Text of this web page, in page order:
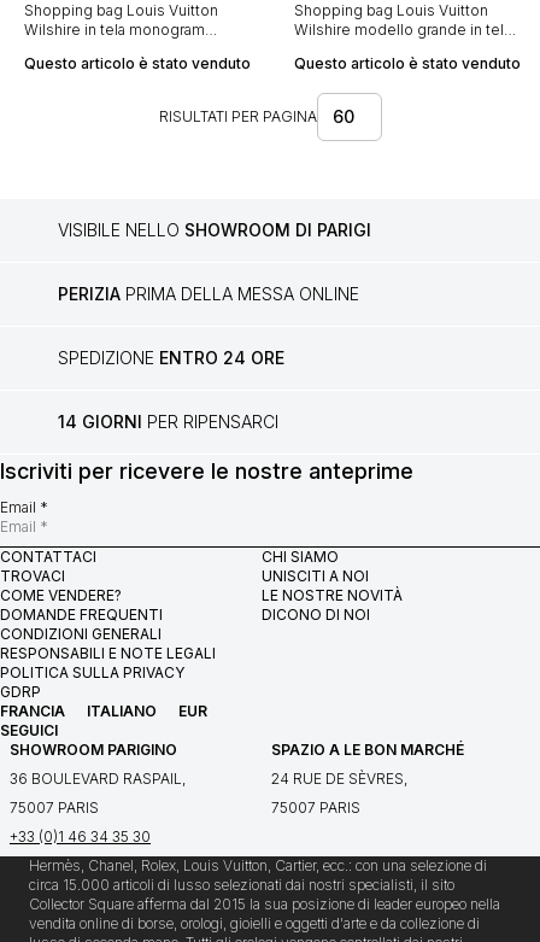
Shopping bag Louis Vuitton
Wilshire in tela monogram
Questo articolo è stato venduto
Shopping bag Louis Vuitton
Wilshire modello grande in tela
naturale
Questo articolo è stato venduto
RISULTATI PER PAGINA 60
VISIBILE NELLO SHOWROOM DI PARIGI
PERIZIA PRIMA DELLA MESSA ONLINE
SPEDIZIONE ENTRO 24 ORE
14 GIORNI PER RIPENSARCI
Iscriviti per ricevere le nostre anteprime
Email *
SEGUICI
CONTATTACI
TROVACI
COME VENDERE?
DOMANDE FREQUENTI
SHOWROOM PARIGINO
36 BOULEVARD RASPAIL,
75007 PARIS
+33 (0)1 46 34 35 30
CHI SIAMO
UNISCITI A NOI
LE NOSTRE NOVITÀ
DICONO DI NOI
SPAZIO A LE BON MARCHÉ
24 RUE DE SÈVRES,
75007 PARIS
CONDIZIONI GENERALI
RESPONSABILI E NOTE LEGALI
POLITICA SULLA PRIVACY
GDRP
FRANCIA
ITALIANO EUR
Hermès, Chanel, Rolex, Louis Vuitton, Cartier, ecc.: con una selezione di
circa 15.000 articoli di lusso selezionati dai nostri specialisti, il sito
Collector Square afferma dal 2015 la sua posizione di leader europeo nella
vendita online di borse, orologi, gioielli e oggetti d'arte e da collezione di